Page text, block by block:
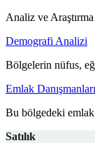
Analiz ve Araştırma
Demografi Analizi
Bölgelerin nüfus,
Emlak Danışmanları
Bu bölgedeki emlak
Satılık